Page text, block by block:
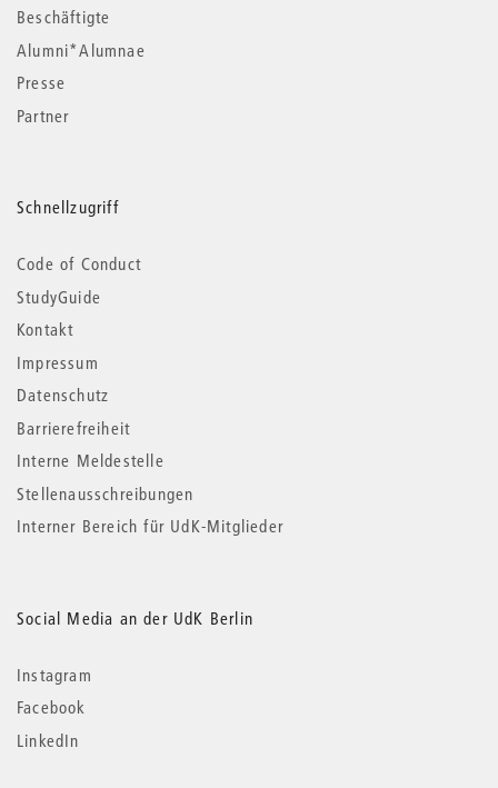
Beschäftigte
Alumni*Alumnae
Presse
Partner
Schnellzugriff
Code of Conduct
StudyGuide
Kontakt
Impressum
Datenschutz
Barrierefreiheit
Interne Meldestelle
Stellenausschreibungen
Interner Bereich für UdK-Mitglieder
Social Media an der UdK Berlin
Instagram
Facebook
LinkedIn